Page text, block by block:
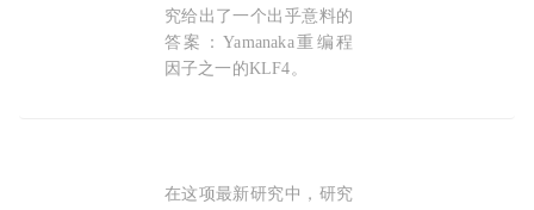
究给出了一个出乎意料的
答案：Yamanaka重编程
因子之一的KLF4。
江绍毅团队开发具有低反应原性和高
在这项最新研究中，研究